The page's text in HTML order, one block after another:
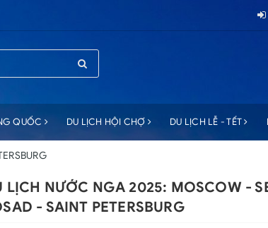
QUỐC DU LỊCH HỘI CHỢ DU LỊCH LỄ - TẾT
LỊCH NƯỚC NGA 2025: MOSCOW -
- SAINT PETERSBURG